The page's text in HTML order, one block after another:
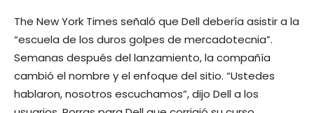
The New York Times señaló que Dell debería asistir a la
“escuela de los duros golpes de mercadotecnia”.
Semanas después del lanzamiento, la compañía
cambió el nombre y el enfoque del sitio. “Ustedes
hablaron, nosotros escuchamos”, dijo Dell a los